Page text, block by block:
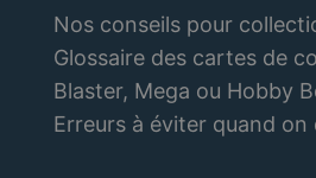
Nos conseils pour
Glossaire des cartes de
Blaster, Mega ou Hobby
Erreurs à éviter quand on